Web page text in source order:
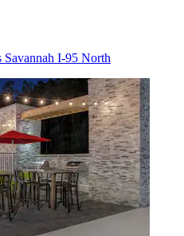
I-95 North